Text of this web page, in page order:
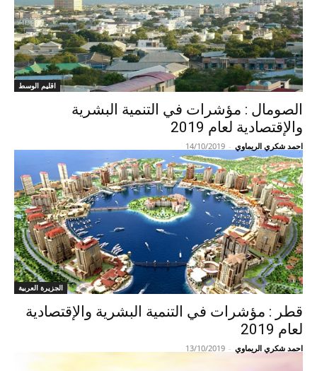
اقليم الوسط
الصومال : مؤشرات في التنمية البشرية
والإقتصادية لعام 2019
احمد شكري الريماوي -
14/10/2019
الجزيرة العربية
قطر : مؤشرات في التنمية البشرية والإقتصادية
لعام 2019
احمد شكري الريماوي -
13/10/2019